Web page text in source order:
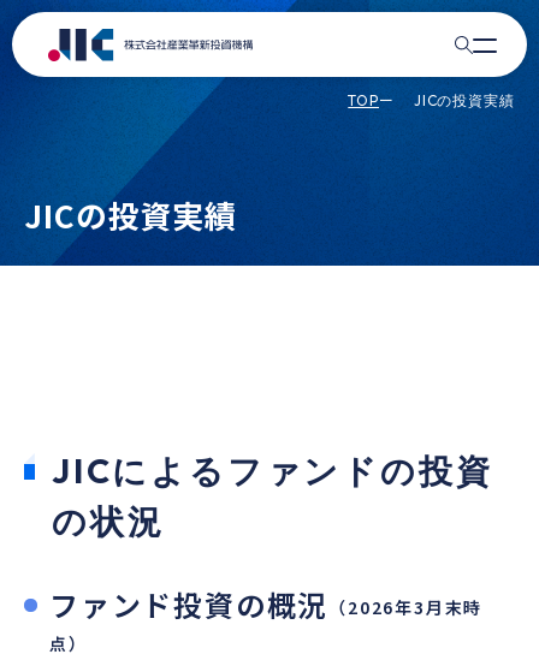
EN ACCESS
JICの投資実績
リサーチ
DE&Iの推進
ニュース
JICストーリーズ
会社概要
コーポレートガバナンス
事業報告 / 公開情報（JIC電子公告含む）
政府保証借入／政府保証債
TOP JICの投資実績
JICの投資実績
JICによるファンドの投資
の状況
ファンド投資の概況 （2026年3月末時
点）